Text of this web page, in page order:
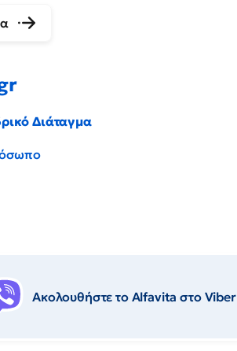
Διάταγμα
Ακολουθήστε το Αlfavita στο Viber